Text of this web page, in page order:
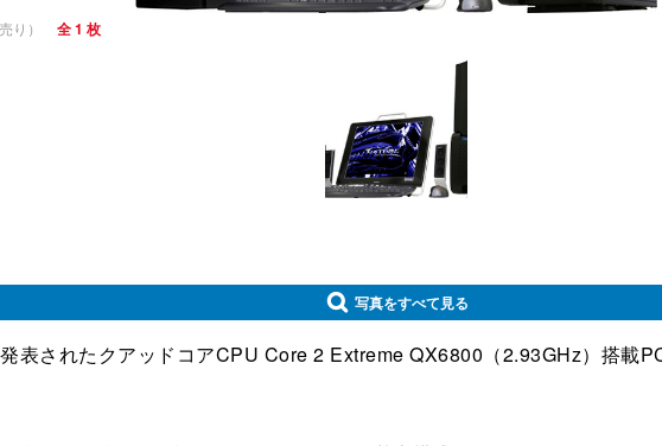
り） 全 1 枚
写真をすべて見る
表されたクアッドコアCPU Core 2 Extreme QX6800（2.93GHz）搭載